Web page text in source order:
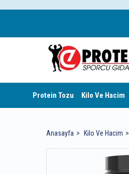
Protein Tozu Kilo Ve Hacim
Anasayfa Kilo Ve Hacim